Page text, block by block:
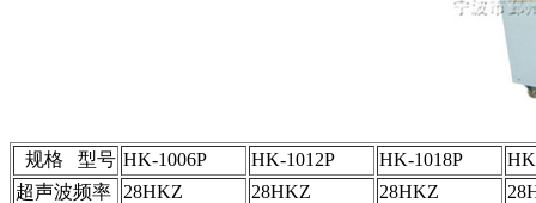
规格 型号 HK-1006P HK-1012P HK-1018P
超声波频率
28HKZ 28HKZ 28HKZ